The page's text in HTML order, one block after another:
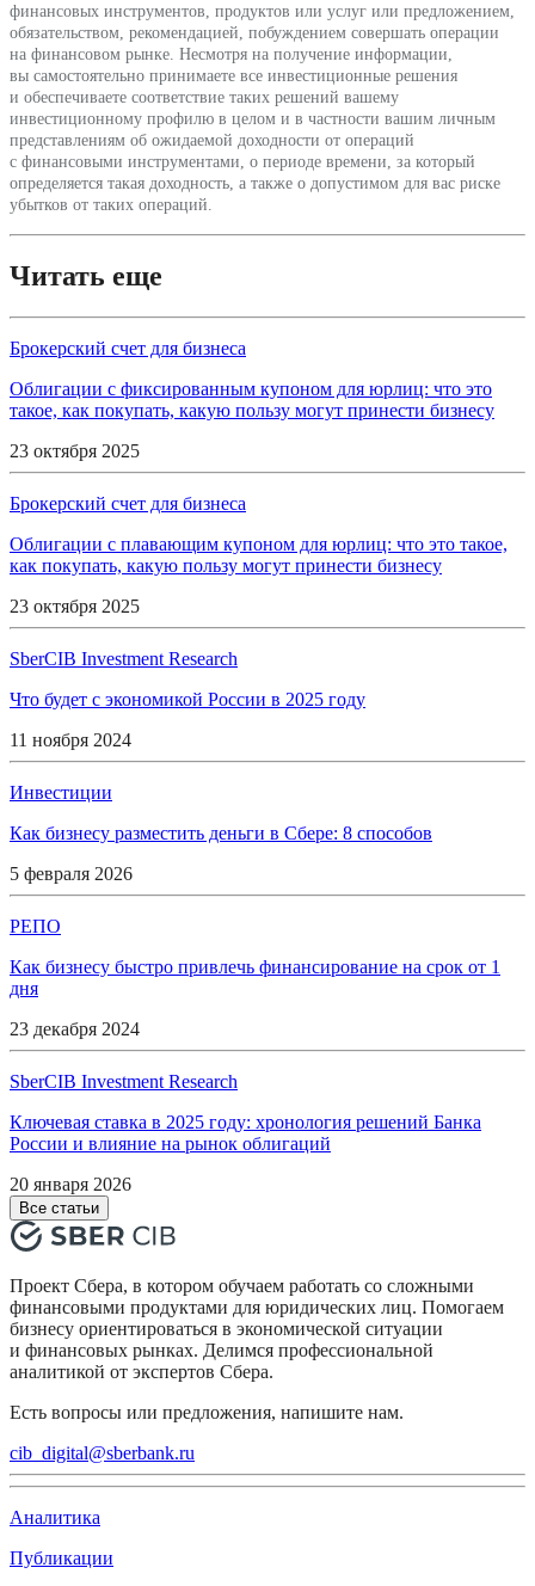
финансовых инструментов, продуктов или услуг или предложением,
обязательством, рекомендацией, побуждением совершать операции
на финансовом рынке. Несмотря на получение информации,
вы самостоятельно принимаете все инвестиционные решения
и обеспечиваете соответствие таких решений вашему
инвестиционному профилю в целом и в частности вашим личным
представлениям об ожидаемой доходности от операций
с финансовыми инструментами, о периоде времени, за который
определяется такая доходность, а также о допустимом для вас риске
убытков от таких операций.
Читать еще
Брокерский счет для бизнеса
Облигации с фиксированным купоном для юрлиц: что это
такое, как покупать, какую пользу могут принести бизнесу
23 октября 2025
Брокерский счет для бизнеса
Облигации с плавающим купоном для юрлиц: что это такое,
как покупать, какую пользу могут принести бизнесу
23 октября 2025
SberCIB Investment Research
Что будет с экономикой России в 2025 году
11 ноября 2024
Инвестиции
Как бизнесу разместить деньги в Сбере: 8 способов
5 февраля 2026
РЕПО
Как бизнесу быстро привлечь финансирование на срок от 1
дня
23 декабря 2024
SberCIB Investment Research
Ключевая ставка в 2025 году: хронология решений Банка
России и влияние на рынок облигаций
20 января 2026
Все статьи
Проект Сбера, в котором обучаем работать со сложными
финансовыми продуктами для юридических лиц. Помогаем
бизнесу ориентироваться в экономической ситуации
и финансовых рынках. Делимся профессиональной
аналитикой от экспертов Сбера.
Есть вопросы или предложения, напишите нам.
cib_digital@sberbank.ru
Аналитика
Публикации